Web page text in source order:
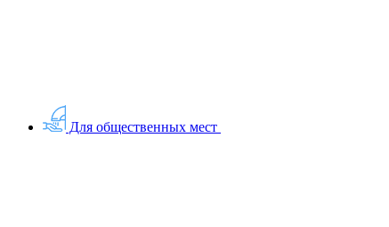
Для общественных мест